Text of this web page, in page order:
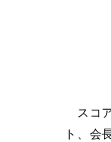
スコ
ト、会